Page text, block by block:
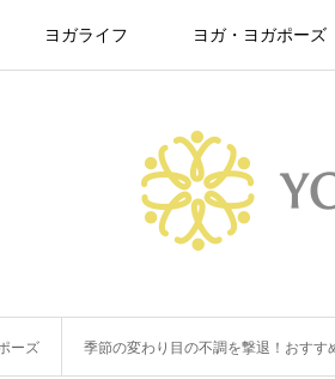
ヨガライフ ヨガ・ヨガポーズ
ーズ 季節の変わり目の不調を撃退！おすす